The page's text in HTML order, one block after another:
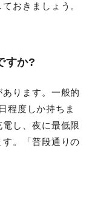
おきましょう。
すか?
ります。一般的
程度しか持ちま
し、夜に最低限
。「普段通りの